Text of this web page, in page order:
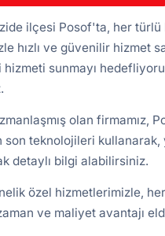
ilçesi Posof'ta, her türlü
hızlı ve güvenilir hizmet
sunmayı
olan firmamız,
son teknolojileri
detaylı bilgi alabilirsiniz.
özel hizmetlerimizle,
ve maliyet avantajı